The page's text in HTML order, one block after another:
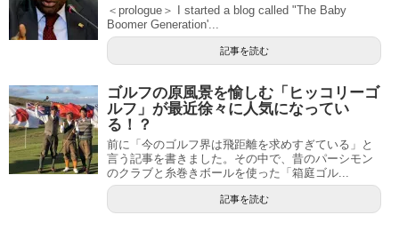
＜prologue＞ I started a blog called "The Baby
Boomer Generation'...
記事を読む
ゴルフの原風景を愉しむ「ヒッコリーゴ
ルフ」が最近徐々に人気になってい
る！？
前に「今のゴルフ界は飛距離を求めすぎている」と
言う記事を書きました。その中で、昔のパーシモン
のクラブと糸巻きボールを使った「箱庭ゴル...
記事を読む